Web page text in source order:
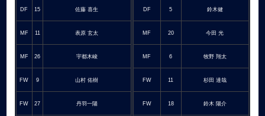
DF 15 佐藤 喜生
MF 11 表原 玄太
MF 26 宇都木峻
FW 9 山村 佑樹
FW 27 丹羽一陽
DF 5 鈴木健
MF 20 今田 光
MF 6 牧野 翔太
FW 11 杉田 達哉
FW 18 鈴木 陽介